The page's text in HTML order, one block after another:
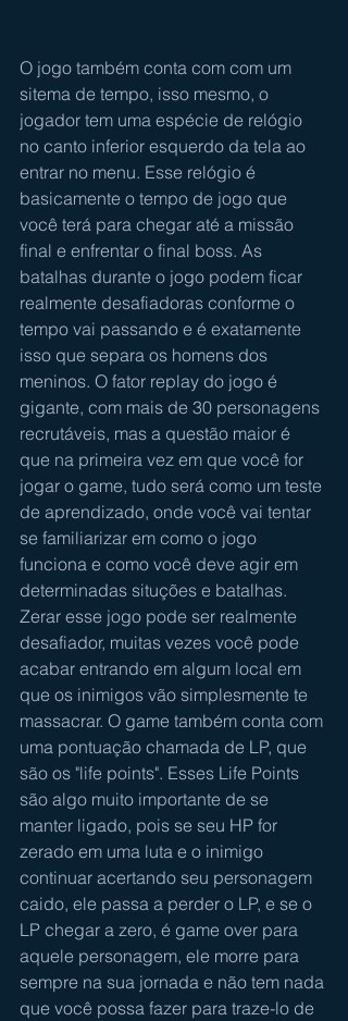
O jogo também conta com com um
sitema de tempo, isso mesmo, o
jogador tem uma espécie de relógio
no canto inferior esquerdo da tela ao
entrar no menu. Esse relógio é
basicamente o tempo de jogo que
você terá para chegar até a missão
final e enfrentar o final boss. As
batalhas durante o jogo podem ficar
realmente desafiadoras conforme o
tempo vai passando e é exatamente
isso que separa os homens dos
meninos. O fator replay do jogo é
gigante, com mais de 30 personagens
recrutáveis, mas a questão maior é
que na primeira vez em que você for
jogar o game, tudo será como um teste
de aprendizado, onde você vai tentar
se familiarizar em como o jogo
funciona e como você deve agir em
determinadas situções e batalhas.
Zerar esse jogo pode ser realmente
desafiador, muitas vezes você pode
acabar entrando em algum local em
que os inimigos vão simplesmente te
massacrar. O game também conta com
uma pontuação chamada de LP, que
são os "life points". Esses Life Points
são algo muito importante de se
manter ligado, pois se seu HP for
zerado em uma luta e o inimigo
continuar acertando seu personagem
caido, ele passa a perder o LP, e se o
LP chegar a zero, é game over para
aquele personagem, ele morre para
sempre na sua jornada e não tem nada
que você possa fazer para traze-lo de